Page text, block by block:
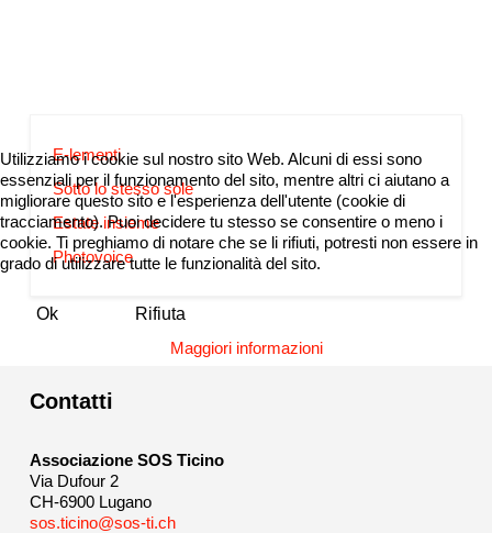
E-lementi
Sotto lo stesso sole
Estate insieme
Photovoice
Contatti
Associazione SOS Ticino
Via Dufour 2
CH-6900 Lugano
sos.ticino@sos-ti.ch
Utilizziamo i cookie sul nostro sito Web. Alcuni di essi sono
essenziali per il funzionamento del sito, mentre altri ci aiutano a
migliorare questo sito e l'esperienza dell'utente (cookie di
tracciamento). Puoi decidere tu stesso se consentire o meno i
cookie. Ti preghiamo di notare che se li rifiuti, potresti non essere in
grado di utilizzare tutte le funzionalità del sito.
Ok
Rifiuta
Maggiori informazioni